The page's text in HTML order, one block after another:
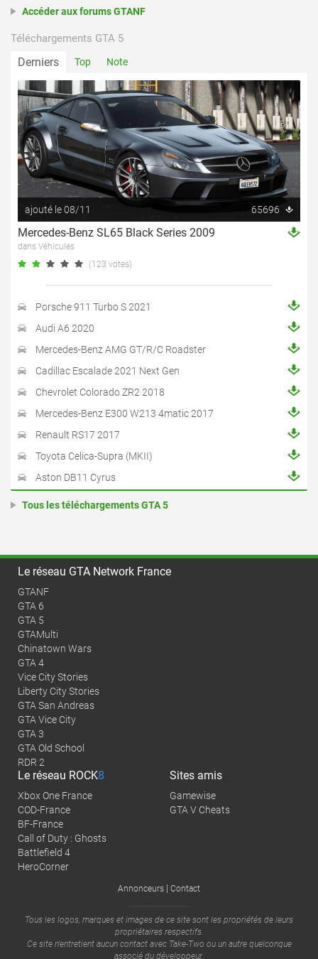
Accéder aux forums GTANF
Téléchargements GTA 5
Derniers Top Note
ajouté le 08/11 65696
Mercedes-Benz SL65 Black Series 2009
dans Véhicules
(123 votes)
Porsche 911 Turbo S 2021
Audi A6 2020
Mercedes-Benz AMG GT/R/C Roadster
Cadillac Escalade 2021 Next Gen
Chevrolet Colorado ZR2 2018
Mercedes-Benz E300 W213 4matic 2017
Renault RS17 2017
Toyota Celica-Supra (MKII)
Aston DB11 Cyrus
Tous les téléchargements GTA 5
Le réseau GTA Network France
GTANF
GTA 6
GTA 5
GTAMulti
Chinatown Wars
GTA 4
Vice City Stories
Liberty City Stories
GTA San Andreas
GTA Vice City
GTA 3
GTA Old School
RDR 2
Le réseau ROCK8
Xbox One France
COD-France
BF-France
Call of Duty : Ghosts
Battlefield 4
HeroCorner
Sites amis
Gamewise
GTA V Cheats
Annonceurs | Contact
Tous les logos, marques et images de ce site sont les propriétés de leurs
propriétaires respectifs.
Ce site n'entretient aucun contact avec Take-Two ou un autre quelconque
associé du développeur.